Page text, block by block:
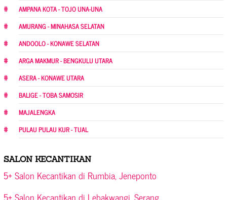
AMPANA KOTA - TOJO UNA-UNA
AMURANG - MINAHASA SELATAN
ANDOOLO - KONAWE SELATAN
ARGA MAKMUR - BENGKULU UTARA
ASERA - KONAWE UTARA
BALIGE - TOBA SAMOSIR
MAJALENGKA
PULAU PULAU KUR - TUAL
SALON KECANTIKAN
5+ Salon Kecantikan di Rumbia, Jeneponto